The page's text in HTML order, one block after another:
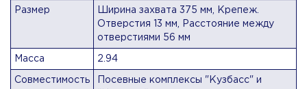
Размер
Ширина захвата 375 мм, Крепеж.
Отверстия 13 мм, Расстояние между
отверстиями 56 мм
Масса 2.94
Совместимость
Посевные комплексы "Кузбасс" и